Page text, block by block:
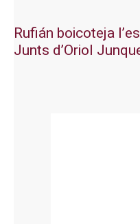
Rufián boicoteja
Junts d’Oriol